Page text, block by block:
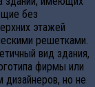
без
этажей
решетками.
вид здания,
фирмы или
но не